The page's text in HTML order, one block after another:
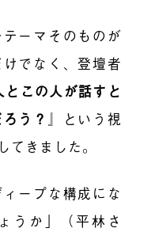
ーマそのものが
でなく、登壇者
とこの人が話すと
う？ 』という視
きました。
ープな構成にな
うか」（平林さ